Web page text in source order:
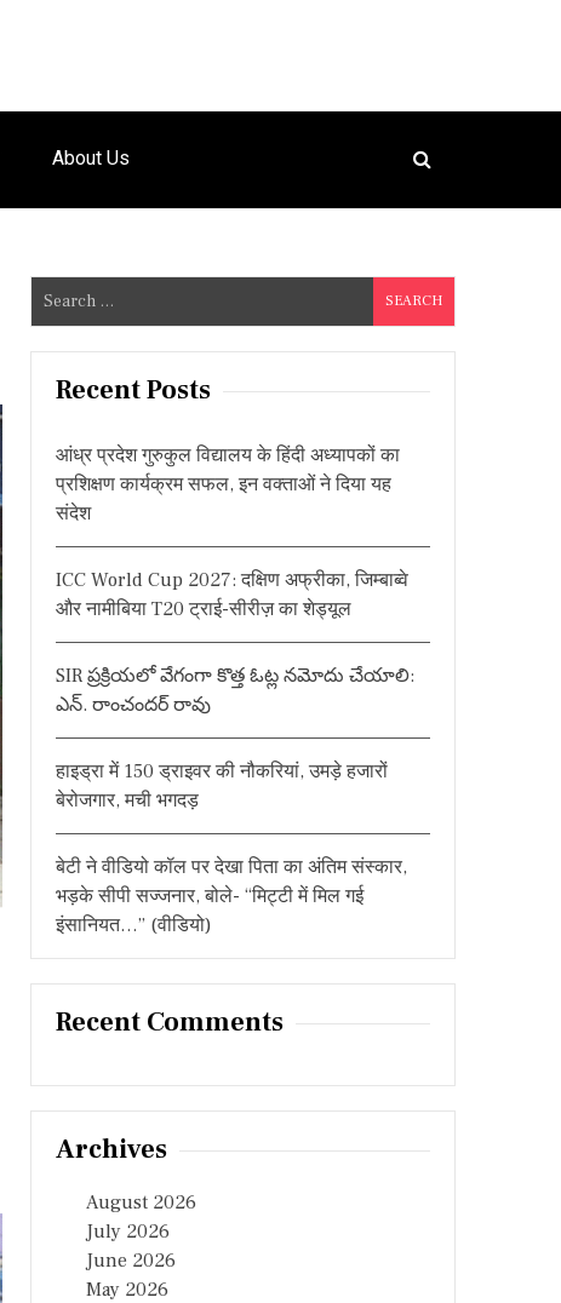
About Us
e
a
Recent Posts
आंध्र प्रदेश गुरुकुल विद्यालय के हिंदी अध्यापकों का
प्रशिक्षण कार्यक्रम सफल, इन वक्ताओं ने दिया यह
संदेश
ICC World Cup 2027: दक्षिण अफ्रीका, जिम्बाब्वे
और नामीबिया T20 ट्राई-सीरीज़ का शेड्यूल
SIR ప్రక్రియలో వేగంగా కొత్త ఓట్ల నమోదు చేయాలి:
ఎన్. రాంచందర్ రావు
हाइड्रा में 150 ड्राइवर की नौकरियां, उमड़े हजारों
बेरोजगार, मची भगदड़
बेटी ने वीडियो कॉल पर देखा पिता का अंतिम संस्कार,
भड़के सीपी सज्जनार, बोले- “मिट्टी में मिल गई
इंसानियत…” (वीडियो)
Recent Comments
Archives
August 2026
July 2026
June 2026
May 2026